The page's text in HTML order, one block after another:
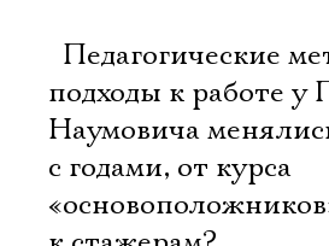
 Педагогические
подходы к работе у
Наумовича
с годами, от курса